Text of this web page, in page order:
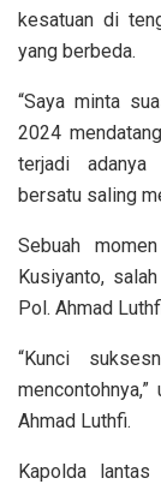
kesatuan di
yang berbeda.
“Saya minta
2024
terjadi adanya
bersatu saling
Sebuah
Kusiyanto,
Pol. Ahmad
“Kunci
Ahmad Luthfi.
Kapolda